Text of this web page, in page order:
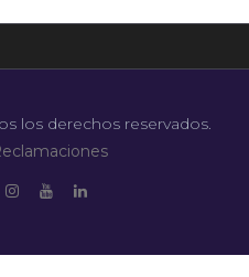
los derechos reservados.